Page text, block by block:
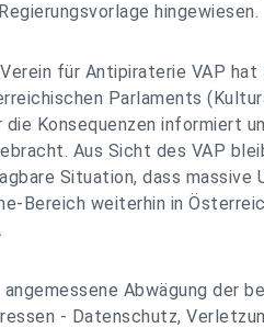
hingewiesen.
für Antipiraterie VAP
Parlaments
die Konsequenzen informiert
Aus Sicht des VAP
Situation, dass massive
Bereich weiterhin in
angemessene Abwägung der
- Datenschutz,